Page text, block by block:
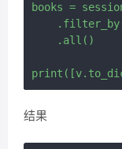
books =
    .all()
结果